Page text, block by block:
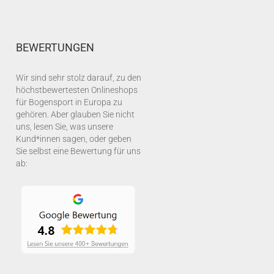
BEWERTUNGEN
Wir sind sehr stolz darauf, zu den
höchstbewertesten Onlineshops
für Bogensport in Europa zu
gehören. Aber glauben Sie nicht
uns, lesen Sie, was unsere
Kund*innen sagen, oder geben
Sie selbst eine Bewertung für uns
ab: